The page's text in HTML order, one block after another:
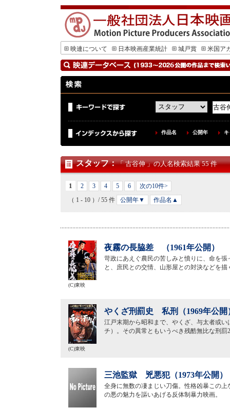
映連について 日本映画産業統計 城戸賞 米国ア
作品名 公開年
スタッフ：「 古谷伸 」の人名検索結果 55 件
1 2 3 4 5 6
次の10件>
（ 1 - 10 ）/ 55 件
公開年▼ 作品名▲
夜霧の長脇差 （1961年公開）
苛政にあえぐ農民の苦しみと憤りに、命を
と、庶民との交情、山形屋との対決などを描
(C)東映
やくざ刑罰史 私刑（1969年公開
江戸末期から昭和まで、やくざ、与太者或
チ）。その異常ともいうべき残酷無比な刑
(C)東映
三池監獄 兇悪犯（1973年公開）
全身に無数の凄まじい刀傷。性格凶暴この
の悪の魅力を謳いあげる反体制暴力映画。